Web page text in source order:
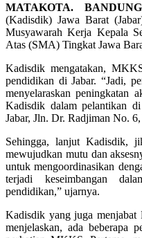
MATAKOTA.
(Kadisdik) Jawa Barat
Musyawarah Kerja Kepala
Atas (SMA) Tingkat Jawa
Kadisdik mengatakan,
pendidikan di Jabar. “Jadi,
menyelaraskan peningkatan
Kadisdik dalam pelantikan
Jabar, Jln. Dr. Radjiman No.
Sehingga, lanjut Kadisdik,
mewujudkan mutu dan
untuk mengoordinasikan
terjadi keseimbangan
pendidikan,” ujarnya.
Kadisdik yang juga
menjelaskan, ada beberapa